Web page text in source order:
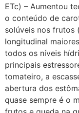
ETc) – Aumentou
o conteúdo de
solúveis nos frutos
longitudinal
todos os níveis
principais
tomateiro, a
abertura dos
quase sempre é o